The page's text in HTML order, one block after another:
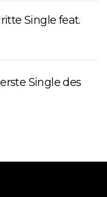
Single feat.
Single des